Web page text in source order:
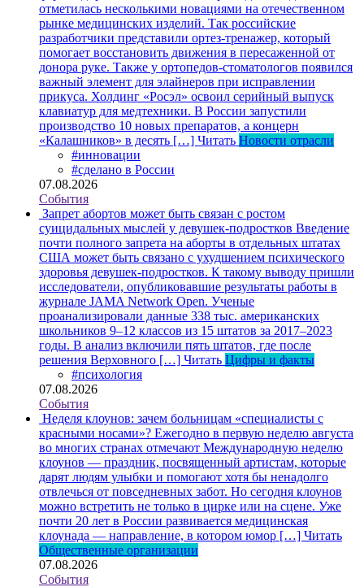
отметилась несколькими новациями на отечественном
рынке медицинских изделий. Так российские
разработчики представили ортез-тренажер, который
помогает восстановить движения в пересаженной от
донора руке. Также у ортопедов-стоматологов появился
важный элемент для элайнеров при исправлении
прикуса. Холдинг «Росэл» освоил серийный выпуск
клавиатур для медтехники. В России запустили
производство 10 новых препаратов, а концерн
«Калашников» в десять […] Читать Новости отрасли
#инновации
#сделано в России
07.08.2026
События
Запрет абортов может быть связан с ростом
суицидальных мыслей у девушек-подростков Введение
почти полного запрета на аборты в отдельных штатах
США может быть связано с ухудшением психического
здоровья девушек-подростков. К такому выводу пришли
исследователи, опубликовавшие результаты работы в
журнале JAMA Network Open. Ученые
проанализировали данные 338 тыс. американских
школьников 9–12 классов из 15 штатов за 2017–2023
годы. В анализ включили пять штатов, где после
решения Верховного […] Читать Цифры и факты
#психология
07.08.2026
События
Неделя клоунов: зачем больницам «специалисты с
красными носами»? Ежегодно в первую неделю августа
во многих странах отмечают Международную неделю
клоунов — праздник, посвященный артистам, которые
дарят людям улыбки и помогают хотя бы ненадолго
отвлечься от повседневных забот. Но сегодня клоунов
можно встретить не только в цирке или на сцене. Уже
почти 20 лет в России развивается медицинская
клоунада — направление, в котором юмор […] Читать
Общественные организации
07.08.2026
События